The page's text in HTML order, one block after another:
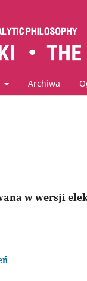
Archiwa
w wersji